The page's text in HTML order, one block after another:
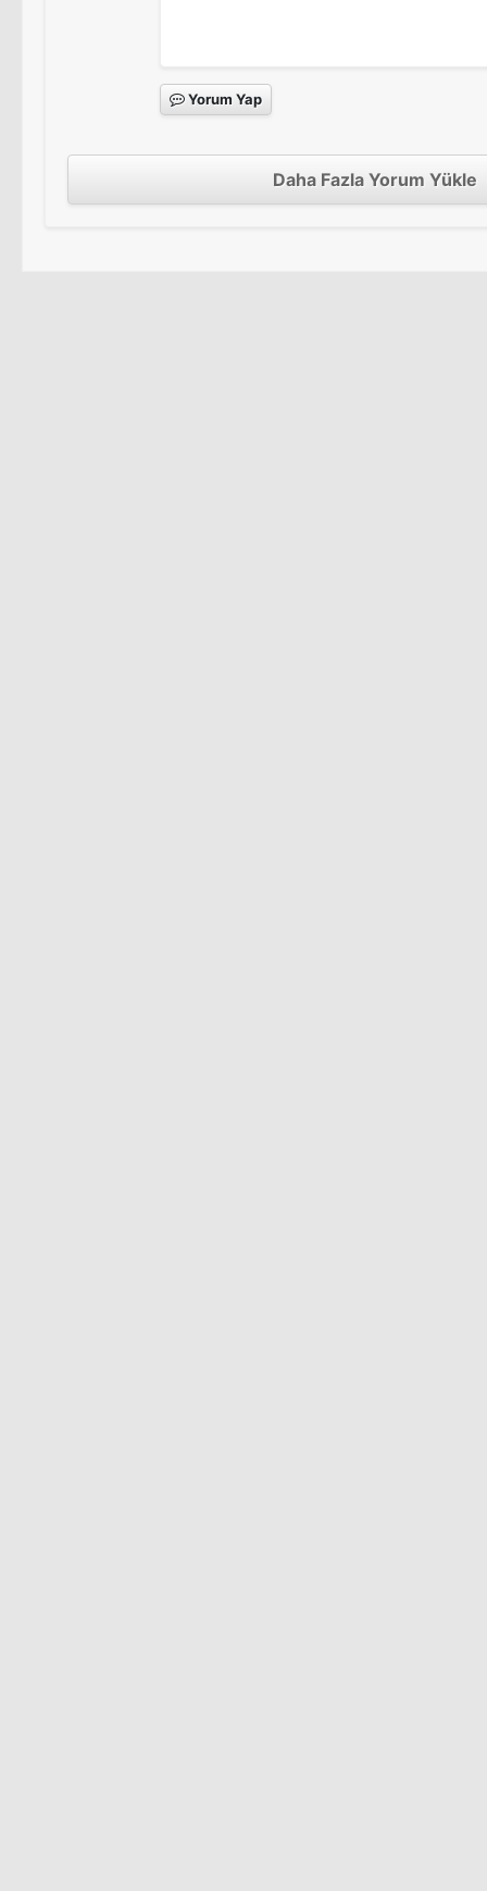
Yorum Yap
Daha Fazla Yorum Yükle